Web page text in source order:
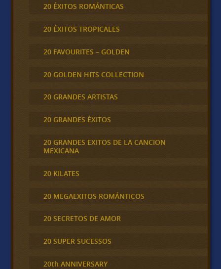
20 ÉXITOS ROMÁNTICAS
20 ÉXITOS TROPICALES
20 FAVOURITES – GOLDEN
20 GOLDEN HITS COLLECTION
20 GRANDES ARTISTAS
20 GRANDES ÉXITOS
20 GRANDES EXITOS DE LA CANCION
MEXICANA
20 KILATES
20 MEGAEXITOS ROMÁNTICOS
20 SECRETOS DE AMOR
20 SUPER SUCESSOS
20th ANNIVERSARY